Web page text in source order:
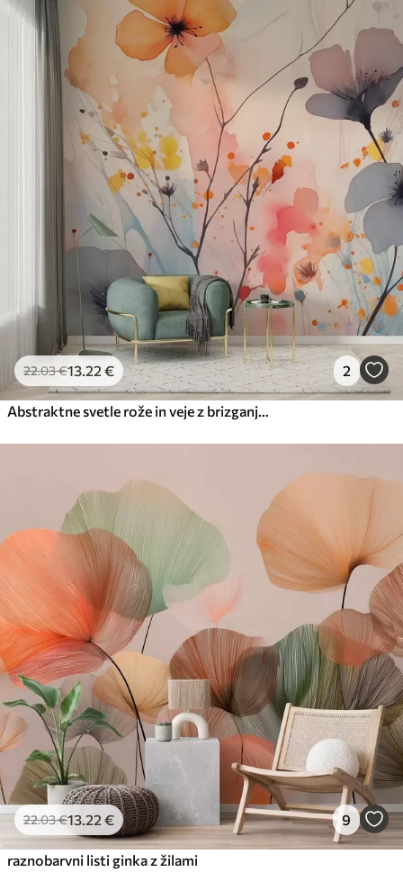
22.03€13.22 € 2
Abstraktne svetle rože in veje z brizganjem barve mokri akvarel
22.03€13.22 € 9
raznobarvni listi ginka z žilami